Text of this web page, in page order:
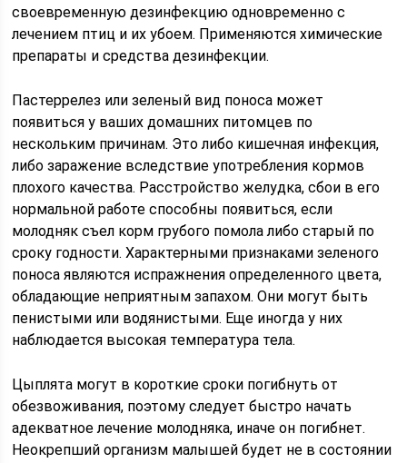
своевременную дезинфекцию одновременно с
лечением птиц и их убоем. Применяются химические
препараты и средства дезинфекции.
Пастеррелез или зеленый вид поноса может
появиться у ваших домашних питомцев по
нескольким причинам. Это либо кишечная инфекция,
либо заражение вследствие употребления кормов
плохого качества. Расстройство желудка, сбои в его
нормальной работе способны появиться, если
молодняк съел корм грубого помола либо старый по
сроку годности. Характерными признаками зеленого
поноса являются испражнения определенного цвета,
обладающие неприятным запахом. Они могут быть
пенистыми или водянистыми. Еще иногда у них
наблюдается высокая температура тела.
Цыплята могут в короткие сроки погибнуть от
обезвоживания, поэтому следует быстро начать
адекватное лечение молодняка, иначе он погибнет.
Неокрепший организм малышей будет не в состоянии